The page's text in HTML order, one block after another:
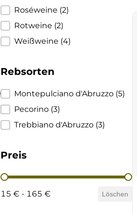
Roséweine (2)
Rotweine (2)
Weißweine (4)
Rebsorten
Rebsorten
Montepulciano d'Abruzzo (5)
Pecorino (3)
Trebbiano d'Abruzzo (3)
Preis
Preis
15 € - 165 € Löschen